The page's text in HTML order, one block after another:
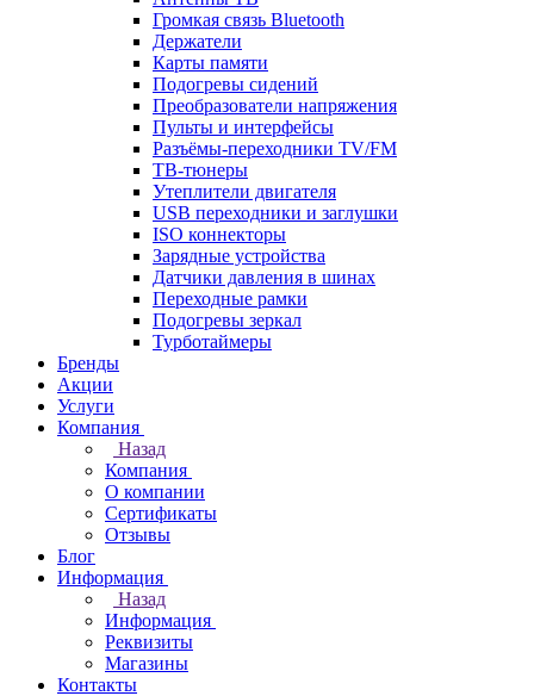
Громкая связь Bluetooth
Держатели
Карты памяти
Подогревы сидений
Преобразователи напряжения
Пульты и интерфейсы
Разъёмы-переходники TV/FM
ТВ-тюнеры
Утеплители двигателя
USB переходники и заглушки
ISO коннекторы
Зарядные устройства
Датчики давления в шинах
Переходные рамки
Подогревы зеркал
Турботаймеры
Бренды
Акции
Услуги
Компания
Назад
Компания
О компании
Сертификаты
Отзывы
Блог
Информация
Назад
Информация
Реквизиты
Магазины
Контакты